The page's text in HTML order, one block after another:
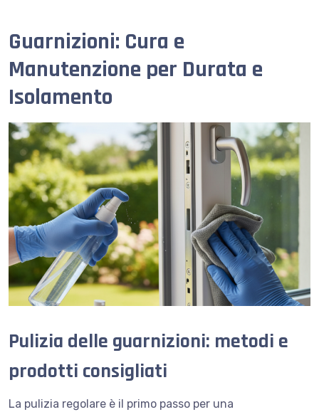
Guarnizioni: Cura e
Manutenzione per Durata e
Isolamento
Pulizia delle guarnizioni: metodi e
prodotti consigliati
La pulizia regolare è il primo passo per una